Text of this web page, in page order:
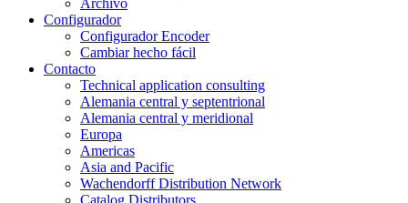
Archivo
Configurador
Configurador Encoder
Cambiar hecho fácil
Contacto
Technical application consulting
Alemania central y septentrional
Alemania central y meridional
Europa
Americas
Asia and Pacific
Wachendorff Distribution Network
Catalog Distributors